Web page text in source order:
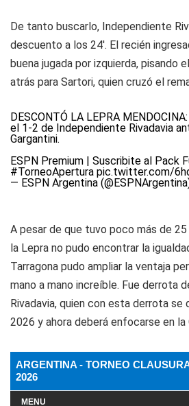
De tanto buscarlo, Independiente
descuento a los 24'. El recién
buena jugada por izquierda, pisando
atrás para Sartori, quien cruzó el
DESCONTÓ LA LEPRA
el 1-2 de Independiente Rivadavia
Gargantini.
ESPN Premium | Suscribite al Pack
#TorneoApertura pic.twitter.com/
— ESPN Argentina
A pesar de que tuvo poco más de
la Lepra no pudo encontrar la
Tarragona pudo ampliar la ventaja
mano a mano increíble. Fue derrota
Rivadavia, quien con esta derrota
2026 y ahora deberá enfocarse en